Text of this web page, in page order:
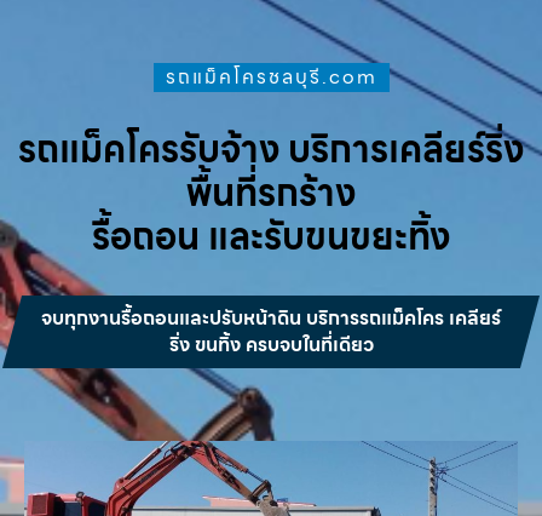
รถแม็คโครชลบุรี.com
รถแม็คโครรับจ้าง บริการเคลียร์ริ่ง
พื้นที่รกร้าง
รื้อถอน และรับขนขยะทิ้ง
จบทุกงานรื้อถอนและปรับหน้าดิน บริการรถแม็คโคร เคลียร์
ริ่ง ขนทิ้ง ครบจบในที่เดียว